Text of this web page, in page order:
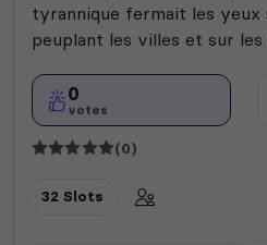
tyrannique fermait les yeux
peuplant les villes et sur les
0
votes
(0)
32 Slots